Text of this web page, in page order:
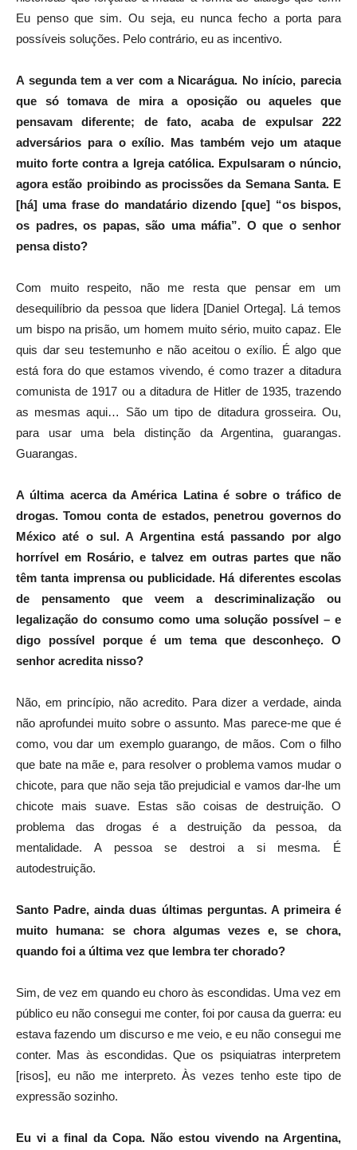
Eu penso que sim. Ou seja, eu nunca fecho a porta para
possíveis soluções. Pelo contrário, eu as incentivo.
A segunda tem a ver com a Nicarágua. No início, parecia
que só tomava de mira a oposição ou aqueles que
pensavam diferente; de fato, acaba de expulsar 222
adversários para o exílio. Mas também vejo um ataque
muito forte contra a Igreja católica. Expulsaram o núncio,
agora estão proibindo as procissões da Semana Santa. E
[há] uma frase do mandatário dizendo [que] “os bispos,
os padres, os papas, são uma máfia”. O que o senhor
pensa disto?
Com muito respeito, não me resta que pensar em um
desequilíbrio da pessoa que lidera [Daniel Ortega]. Lá temos
um bispo na prisão, um homem muito sério, muito capaz. Ele
quis dar seu testemunho e não aceitou o exílio. É algo que
está fora do que estamos vivendo, é como trazer a ditadura
comunista de 1917 ou a ditadura de Hitler de 1935, trazendo
as mesmas aqui… São um tipo de ditadura grosseira. Ou,
para usar uma bela distinção da Argentina, guarangas.
Guarangas.
A última acerca da América Latina é sobre o tráfico de
drogas. Tomou conta de estados, penetrou governos do
México até o sul. A Argentina está passando por algo
horrível em Rosário, e talvez em outras partes que não
têm tanta imprensa ou publicidade. Há diferentes escolas
de pensamento que veem a descriminalização ou
legalização do consumo como uma solução possível – e
digo possível porque é um tema que desconheço. O
senhor acredita nisso?
Não, em princípio, não acredito. Para dizer a verdade, ainda
não aprofundei muito sobre o assunto. Mas parece-me que é
como, vou dar um exemplo guarango, de mãos. Com o filho
que bate na mãe e, para resolver o problema vamos mudar o
chicote, para que não seja tão prejudicial e vamos dar-lhe um
chicote mais suave. Estas são coisas de destruição. O
problema das drogas é a destruição da pessoa, da
mentalidade. A pessoa se destroi a si mesma. É
autodestruição.
Santo Padre, ainda duas últimas perguntas. A primeira é
muito humana: se chora algumas vezes e, se chora,
quando foi a última vez que lembra ter chorado?
Sim, de vez em quando eu choro às escondidas. Uma vez em
público eu não consegui me conter, foi por causa da guerra: eu
estava fazendo um discurso e me veio, e eu não consegui me
conter. Mas às escondidas. Que os psiquiatras interpretem
[risos], eu não me interpreto. Às vezes tenho este tipo de
expressão sozinho.
Eu vi a final da Copa. Não estou vivendo na Argentina,